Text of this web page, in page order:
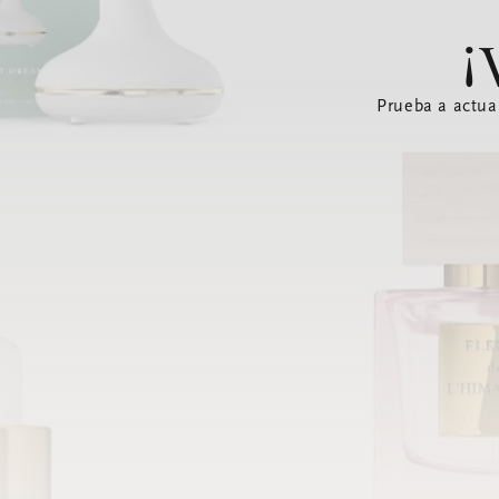
Prueba a